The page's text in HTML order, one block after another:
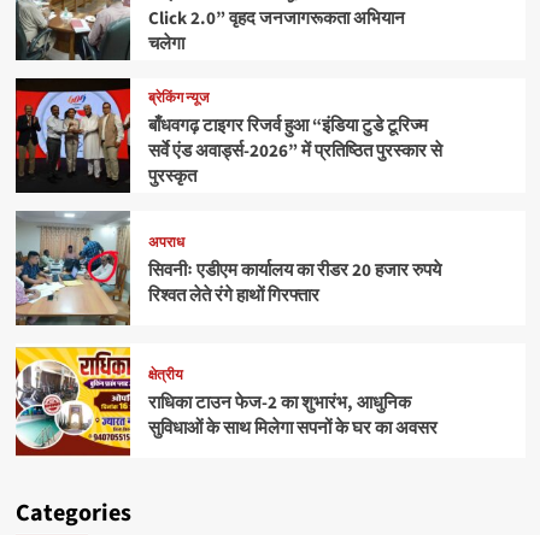
Click 2.0” वृहद जनजागरूकता अभियान
चलेगा
ब्रेकिंग न्यूज
बाँधवगढ़ टाइगर रिजर्व हुआ “इंडिया टुडे टूरिज्म
सर्वे एंड अवार्ड्स-2026” में प्रतिष्ठित पुरस्कार से
पुरस्कृत
अपराध
सिवनीः एडीएम कार्यालय का रीडर 20 हजार रुपये
रिश्वत लेते रंगे हाथों गिरफ्तार
क्षेत्रीय
राधिका टाउन फेज-2 का शुभारंभ, आधुनिक
सुविधाओं के साथ मिलेगा सपनों के घर का अवसर
Categories